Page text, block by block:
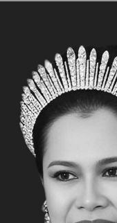
เลิศ
ในชีวิตคุณ
ลูกค้า
องค์กร